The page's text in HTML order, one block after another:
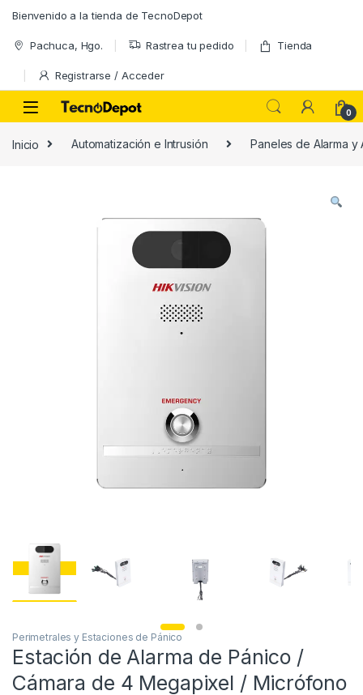
Bienvenido a la tienda de TecnoDepot
Pachuca, Hgo. Rastrea tu pedido Tienda
Registrarse / Acceder
0
Inicio Automatización e Intrusión Paneles de Alarma
Perimetrales y Estaciones de Pánico
Estación de Alarma de Pánico /
Cámara de 4 Megapixel / Micrófono